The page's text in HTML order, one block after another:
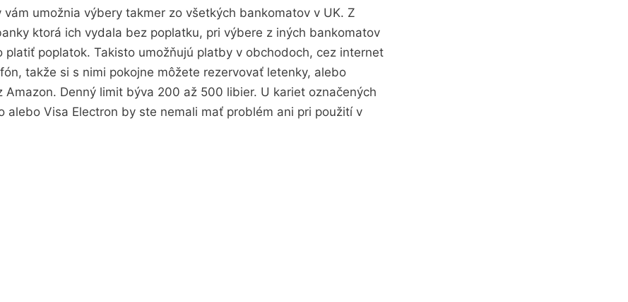
vám umožnia výbery takmer zo všetkých bankomatov v UK. Z
ktorá ich vydala bez poplatku, pri výbere z iných bankomatov
platiť poplatok. Takisto umožňujú platby v obchodoch, cez internet
takže si s nimi pokojne môžete rezervovať letenky, alebo
Amazon. Denný limit býva 200 až 500 libier. U kariet označených
alebo Visa Electron by ste nemali mať problém ani pri použití v